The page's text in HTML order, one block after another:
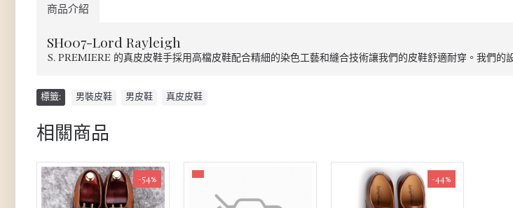
商品介紹
SH007-Lord Rayleigh
S. PREMIERE 的真皮皮鞋手採用高檔皮鞋配合精細的染色工藝和縫合技術讓我們的皮鞋舒適耐穿。我們
標籤: 男裝皮鞋 男皮鞋 真皮皮鞋
相關商品
-54% -44%